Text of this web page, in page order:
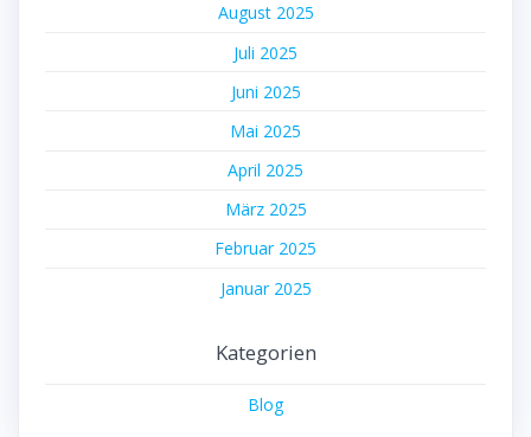
August 2025
Juli 2025
Juni 2025
Mai 2025
April 2025
März 2025
Februar 2025
Januar 2025
Kategorien
Blog